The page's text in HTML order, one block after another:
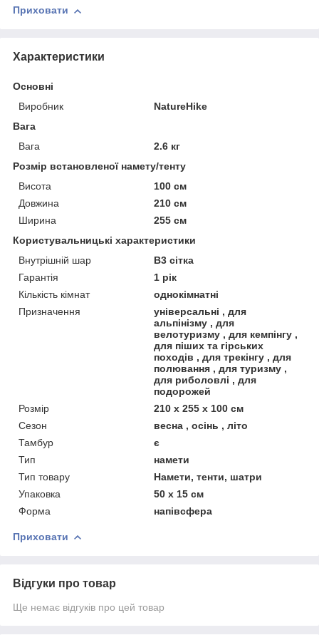
Приховати
Характеристики
Основні
Виробник
NatureHike
Вага
Вага
2.6 кг
Розмір встановленої намету/тенту
Висота
100 см
Довжина
210 см
Ширина
255 см
Користувальницькі характеристики
Внутрішній шар
B3 сітка
Гарантія
1 рік
Кількість кімнат
однокімнатні
Призначення
універсальні , для
альпінізму , для
велотуризму , для кемпінгу ,
для піших та гірських
походів , для трекінгу , для
полювання , для туризму ,
для риболовлі , для
подорожей
Розмір
210 х 255 х 100 см
Сезон
весна , осінь , літо
Тамбур
є
Тип
намети
Тип товару
Намети, тенти, шатри
Упаковка
50 х 15 см
Форма
напівсфера
Приховати
Відгуки про товар
Ще немає відгуків про цей товар